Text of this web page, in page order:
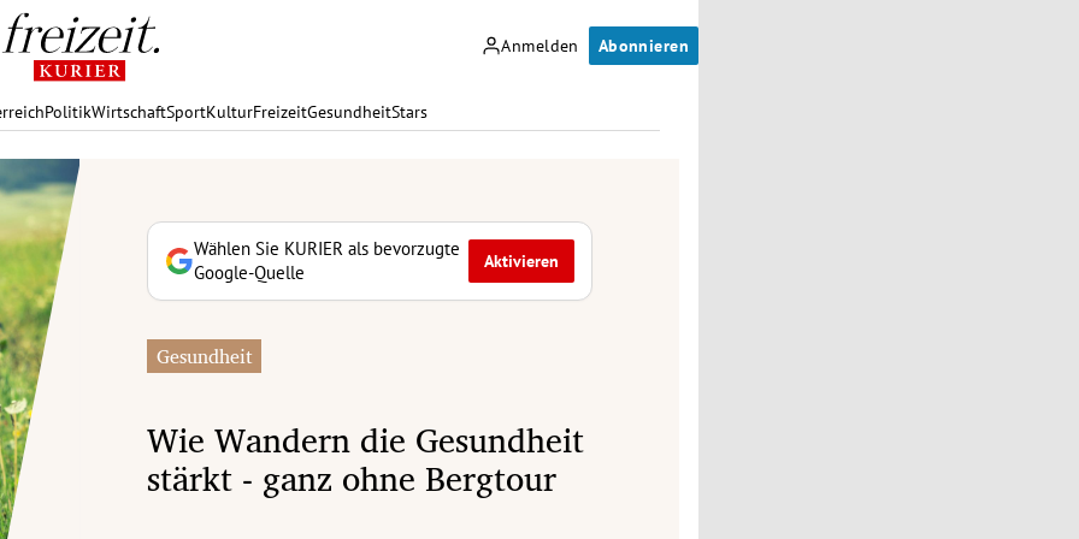
Anmelden Abonnieren
PolitikWirtschaftSportKulturFreizeitGesundheitStars
Wählen Sie KURIER als bevorzugte
Google-Quelle
Aktivieren
Gesundheit
Wie Wandern die Gesundheit
stärkt - ganz ohne Bergtour